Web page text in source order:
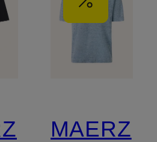
MAERZ